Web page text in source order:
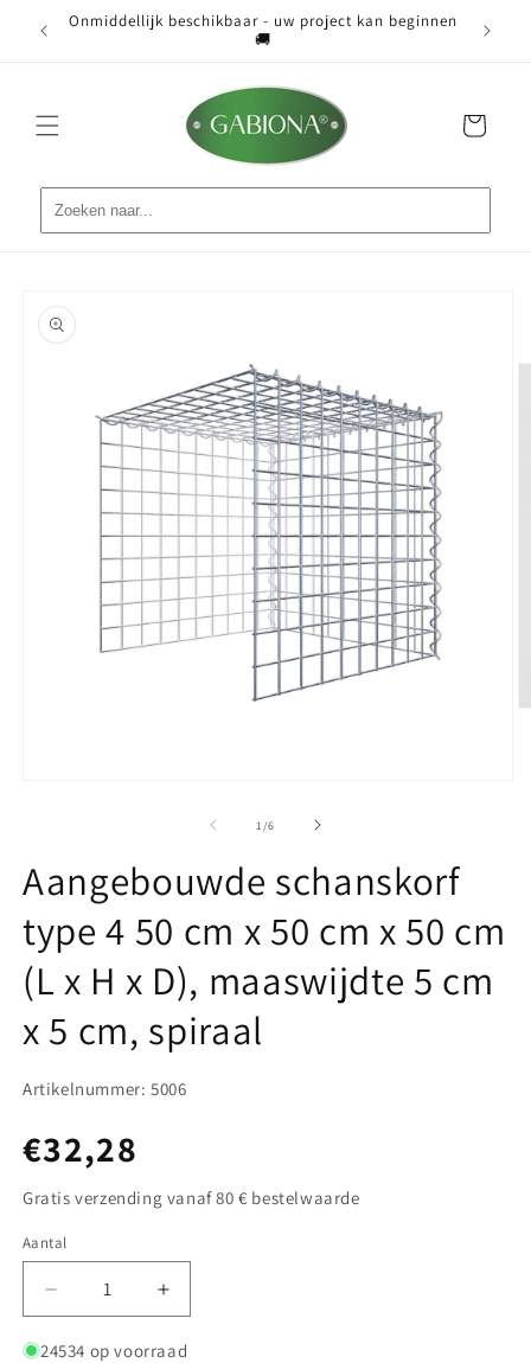
naar deOnmiddellijk beschikbaar - uw project kan beginnen
🚚
Winkelwagen
1 /van
6
Aangebouwde schanskorf
type 4 50 cm x 50 cm x 50 cm
(L x H x D), maaswijdte 5 cm
x 5 cm, spiraal
Artikelnummer: 5006
Normale
prijs
€32,28
Gratis verzending vanaf 80 € bestelwaarde
Aantal
Aantal
Aantal
verlagen
voor
Aantal
verhogen
voor
24534 op voorraad